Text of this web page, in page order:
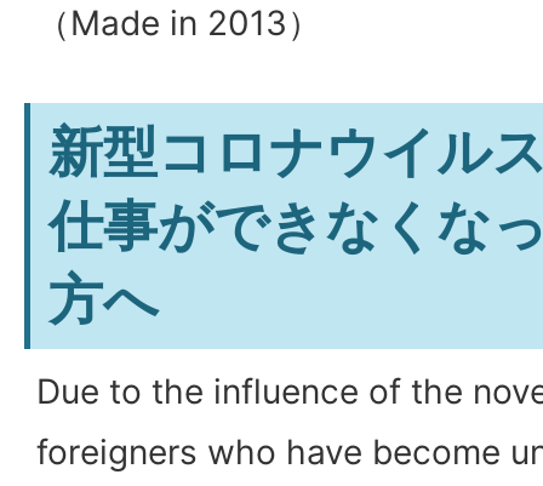
（Made in 2013）
新型コロナウイル
仕事ができなくな
方へ
Due to the influence of the
foreigners who have become